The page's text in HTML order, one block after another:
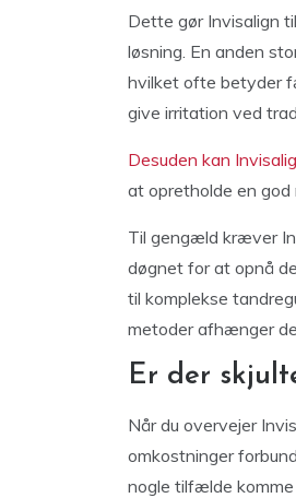
Dette gør Invisalign
løsning. En anden
hvilket ofte betyder
give irritation ved
Desuden kan
at opretholde en god
Til gengæld kræver
døgnet for at opnå
til komplekse
metoder afhænger
Er der
Når du overvejer
omkostninger
nogle tilfælde